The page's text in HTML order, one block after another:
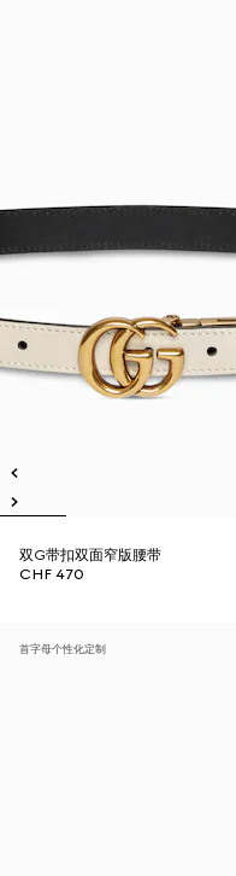
双G带扣双面窄版腰带
CHF 470
首字母个性化定制